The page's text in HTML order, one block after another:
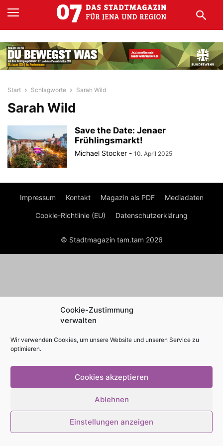
Cookie-Zustimmung
verwalten
Wir verwenden Cookies, um unsere Website und unseren Service zu
optimieren.
Cookies akzeptieren
Ablehnen
Einstellungen anzeigen
Start Schlagworte Sarah Wild
Sarah Wild
Save the Date: Jenaer
Frühlingsmarkt!
Michael Stocker - 10. April 2025
Impressum Kontakt Magazin als PDF Mediadaten
Cookie-Richtlinie (EU) Datenschutzerklärung
© Stadtmagazin tam.tam 2026